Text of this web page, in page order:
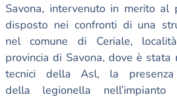
Savona, intervenuto in merito al
disposto nei confronti di una
nel comune di Ceriale,
provincia di Savona, dove è stata
tecnici della Asl, la
della legionella